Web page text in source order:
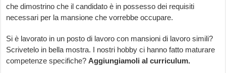
che dimostrino che il candidato è in possesso dei requisiti
necessari per la mansione che vorrebbe occupare.
Si è lavorato in un posto di lavoro con mansioni di lavoro simili?
Scrivetelo in bella mostra. I nostri hobby ci hanno fatto maturare
competenze specifiche?Aggiungiamoli al curriculum.